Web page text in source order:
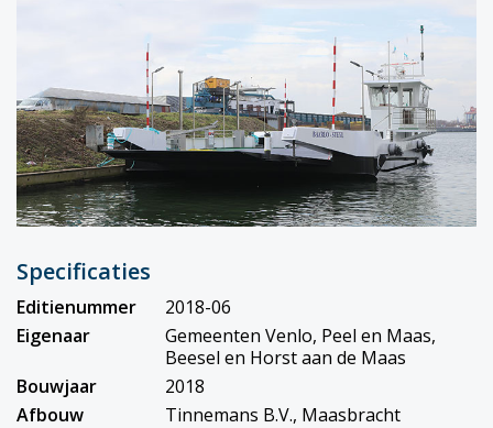
Specificaties
Editienummer
2018-06
Eigenaar
Gemeenten Venlo, Peel en Maas,
Beesel en Horst aan de Maas
Bouwjaar
2018
Afbouw
Tinnemans B.V., Maasbracht